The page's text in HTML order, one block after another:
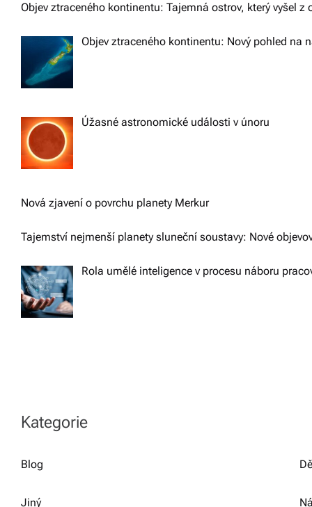
Objev ztraceného kontinentu: Tajemná ostrov, který vyšel z
Objev ztraceného kontinentu: Nový pohled na
Úžasné astronomické události v únoru
Nová zjavení o povrchu planety Merkur
Tajemství nejmenší planety sluneční soustavy: Nové
Rola umělé inteligence v procesu náboru
Kategorie
Blog
Jiný